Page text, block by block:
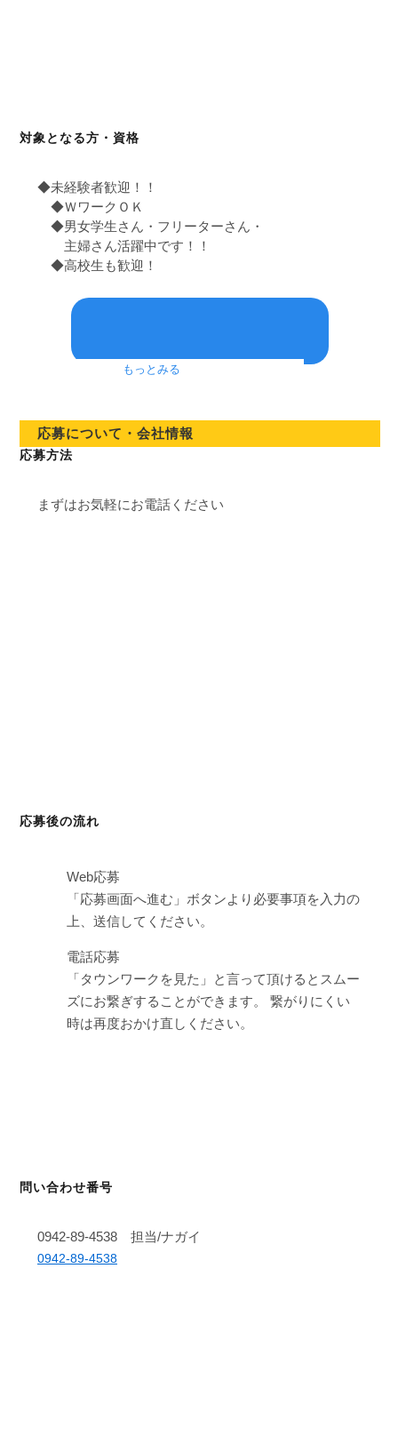
対象となる方・資格
◆未経験者歓迎！！
◆ＷワークＯＫ
◆男女学生さん・フリーターさん・
主婦さん活躍中です！！
◆高校生も歓迎！
もっとみる
応募について・会社情報
応募方法
まずはお気軽にお電話ください
応募後の流れ
Web応募
「応募画面へ進む」ボタンより必要事項を入力の
上、送信してください。
電話応募
「タウンワークを見た」と言って頂けるとスムー
ズにお繋ぎすることができます。 繋がりにくい
時は再度おかけ直しください。
問い合わせ番号
0942-89-4538 担当/ナガイ
0942-89-4538